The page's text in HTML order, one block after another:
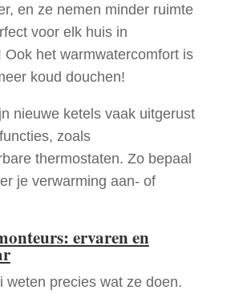
en ze nemen minder ruimte
voor elk huis in
Ook het warmwatercomfort is
koud douchen!
nieuwe ketels vaak uitgerust
zoals
thermostaten. Zo bepaal
je verwarming aan- of
ervaren en
weten precies wat ze doen.